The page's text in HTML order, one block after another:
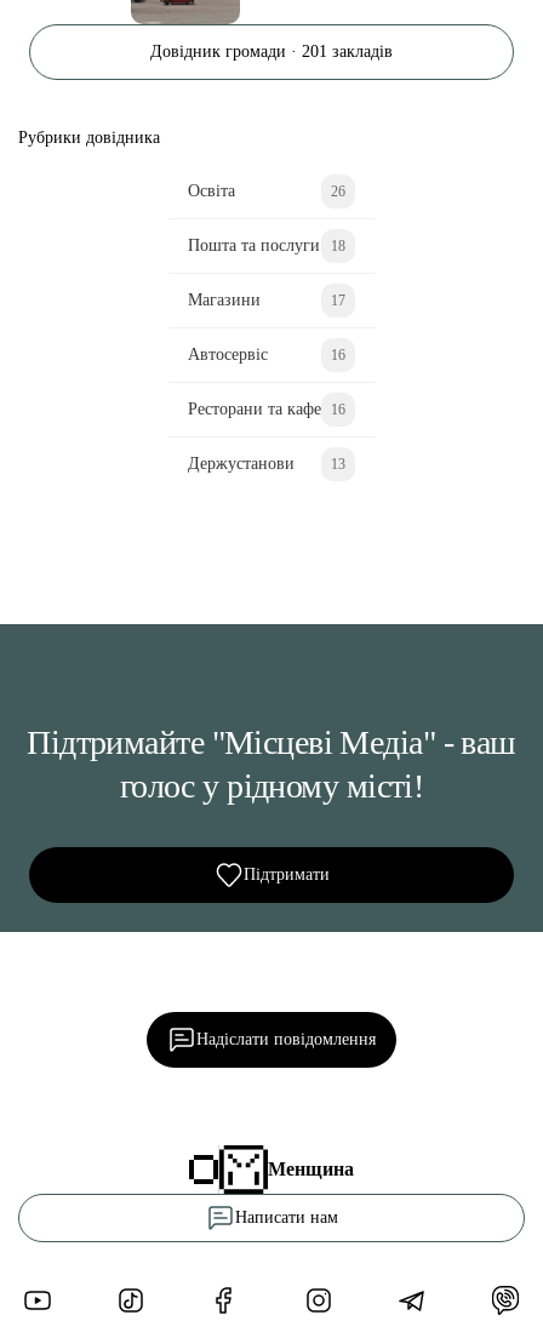
Довідник громади · 201 закладів
Рубрики довідника
Освіта 26
Пошта та послуги 18
Магазини 17
Автосервіс 16
Ресторани та кафе 16
Держустанови 13
Підтримайте "Місцеві Медіа" - ваш
голос у рідному місті!
Підтримати
Надіслати повідомлення
Менщина
Написати нам